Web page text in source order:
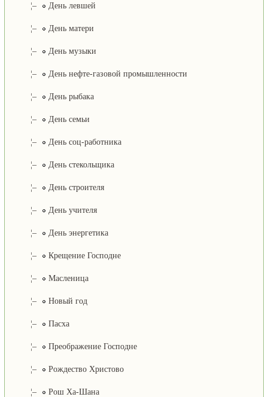
¦– День левшей
¦– День матери
¦– День музыки
¦– День нефте-газовой промышленности
¦– День рыбака
¦– День семьи
¦– День соц-работника
¦– День стекольщика
¦– День строителя
¦– День учителя
¦– День энергетика
¦– Крещение Господне
¦– Масленица
¦– Новый год
¦– Пасха
¦– Преображение Господне
¦– Рождество Христово
¦– Рош Ха-Шана